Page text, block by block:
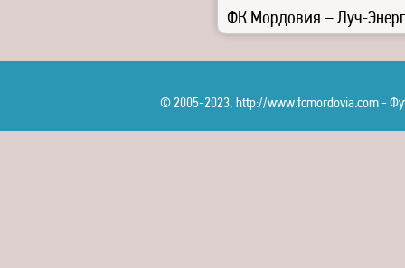
ФК Мордовия – Луч-
© 2005-2023, http://www.fcmordovia.com -